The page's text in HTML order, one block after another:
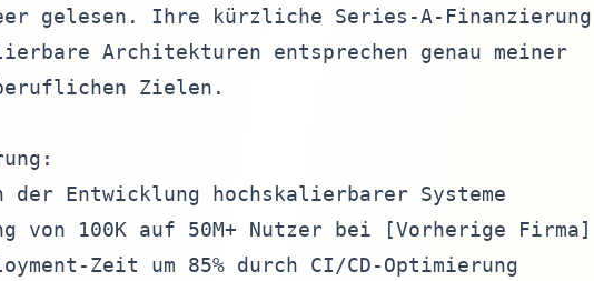
gelesen. Ihre kürzliche Series-A-Finanzierung
Architekturen entsprechen genau meiner
Zielen.
Entwicklung hochskalierbarer Systeme
von 100K auf 50M+ Nutzer bei [Vorherige Firma]
Zeit um 85% durch CI/CD-Optimierung